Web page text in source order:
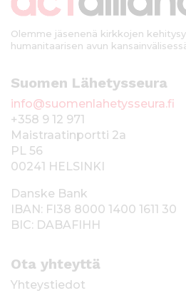
Olemme jäsenenä kirkkojen
humanitaarisen avun
Suomen Lähetysseura
info@suomenlahetysseura.fi
+358 9 12 971
Maistraatinportti 2a
PL 56
00241 HELSINKI
Danske Bank
IBAN: FI38 8000 1400 1611 30
BIC: DABAFIHH
Ota yhteyttä
Yhteystiedot